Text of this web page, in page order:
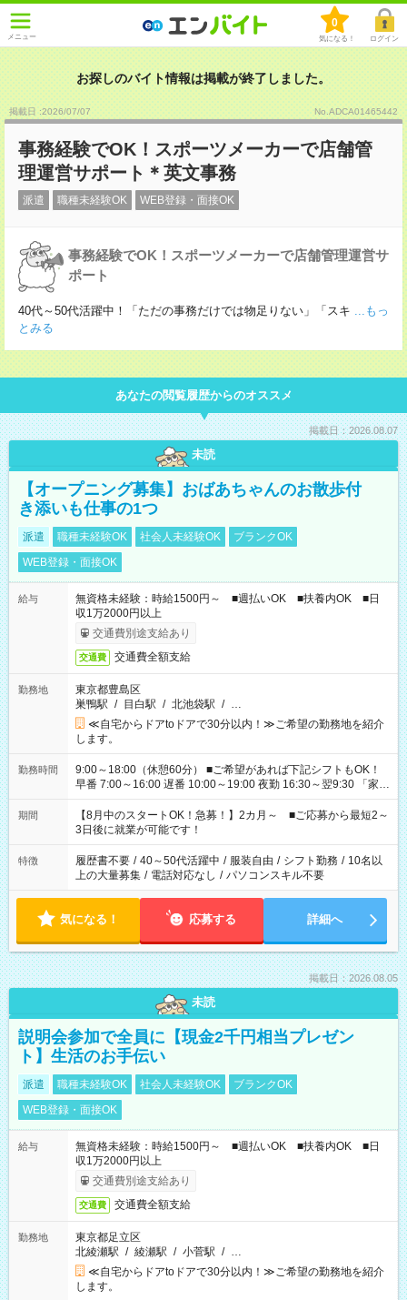
メニュー
0
気になる！ ログイン
お探しのバイト情報は掲載が終了しました。
掲載日 :2026/07/07 No.ADCA01465442
事務経験でOK！スポーツメーカーで店舗管
理運営サポート＊英文事務
派遣 職種未経験OK WEB登録・面接OK
事務経験でOK！スポーツメーカーで店舗管理運営サ
ポート
40代～50代活躍中！「ただの事務だけでは物足りない」「スキ ...もっ
とみる
あなたの閲覧履歴からのオススメ
掲載日：2026.08.07
未読
【オープニング募集】おばあちゃんのお散歩付
き添いも仕事の1つ
派遣 職種未経験OK 社会人未経験OK
ブランクOK
WEB登録・面接OK
給与
無資格未経験：時給1500円～ ■週払いOK ■扶養内OK ■日
収1万2000円以上
交通費別途支給あり
交通費 交通費全額支給
勤務地
東京都豊島区
巣鴨駅 / 目白駅 / 北池袋駅 / …
≪自宅からドアtoドアで30分以内！≫ご希望の勤務地を紹介
します。
勤務時間
9:00～18:00（休憩60分） ■ご希望があれば下記シフトもOK！
早番 7:00～16:00 遅番 10:00～19:00 夜勤 16:30～翌9:30 「家族
と休みを合わせたい」 「余裕を持って夕飯の準備がしたい」
「できれば残業はしたくない」 など、ご希望を教えてください
ね。 ※Wワーク希望の方へ 今ご覧のお仕事で希望する勤務時間
と、もう1つのお仕事の勤務時間。 合計で週40時間を超える場
合は応募できません。
期間
【8月中のスタートOK！急募！】2カ月～ ■ご応募から最短2～
3日後に就業が可能です！
特徴 履歴書不要 / 40～50代活躍中 / 服装自由 / シフト勤務 / 10名以
上の大量募集 / 電話対応なし / パソコンスキル不要
気になる！ 応募する 詳細へ
掲載日：2026.08.05
未読
説明会参加で全員に【現金2千円相当プレゼン
ト】生活のお手伝い
派遣 職種未経験OK 社会人未経験OK
ブランクOK
WEB登録・面接OK
給与
無資格未経験：時給1500円～ ■週払いOK ■扶養内OK ■日
収1万2000円以上
交通費別途支給あり
交通費 交通費全額支給
勤務地
東京都足立区
北綾瀬駅 / 綾瀬駅 / 小菅駅 / …
≪自宅からドアtoドアで30分以内！≫ご希望の勤務地を紹介
します。